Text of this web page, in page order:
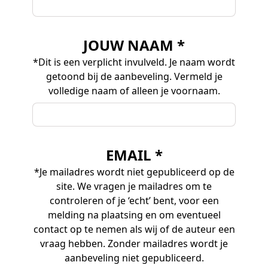
JOUW NAAM *
*Dit is een verplicht invulveld. Je naam wordt
getoond bij de aanbeveling. Vermeld je
volledige naam of alleen je voornaam.
EMAIL *
*Je mailadres wordt niet gepubliceerd op de
site. We vragen je mailadres om te
controleren of je ‘echt’ bent, voor een
melding na plaatsing en om eventueel
contact op te nemen als wij of de auteur een
vraag hebben. Zonder mailadres wordt je
aanbeveling niet gepubliceerd.